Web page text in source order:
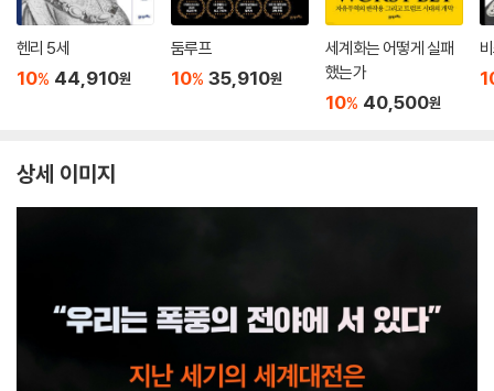
헨리 5세
10% 44,910원
둠루프
10% 35,910원
세계화는 어떻게 실패
했는가
10% 40,500원
상세 이미지